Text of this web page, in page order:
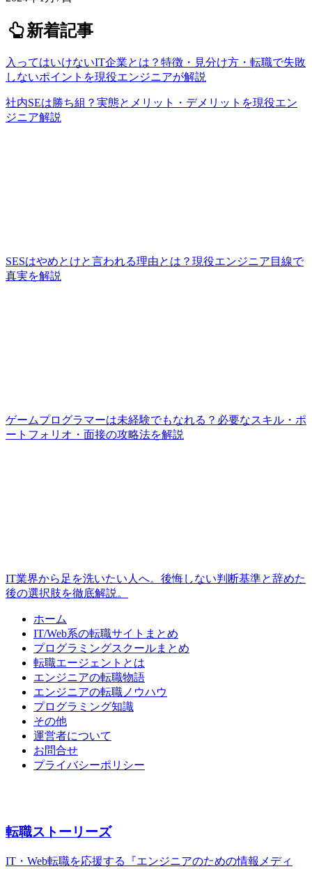
新着記事
入ってはいけないIT企業とは？特徴・見分け方・転職で失敗
しないポイントを現役エンジニアが解説
社内SEは勝ち組？実態とメリット・デメリットを現役エン
ジニア解説
SESはやめとけと言われる理由とは？現役エンジニア目線で
真実を解説
ゲームプログラマーは未経験でもなれる？必要なスキル・ポ
ートフォリオ・面接の攻略法を解説
IT業界から足を洗いたい人へ。後悔しない判断基準と辞めた
後の選択肢を徹底解説。
ホーム
IT/Web系の転職サイトまとめ
プログラミングスクールまとめ
転職エージェントとは
エンジニアの転職物語
エンジニアの転職ノウハウ
プログラミング知識
その他
運営者について
お問合せ
プライバシーポリシー
転職ストーリーズ
IT・Web転職を応援する『エンジニアのための情報メディ